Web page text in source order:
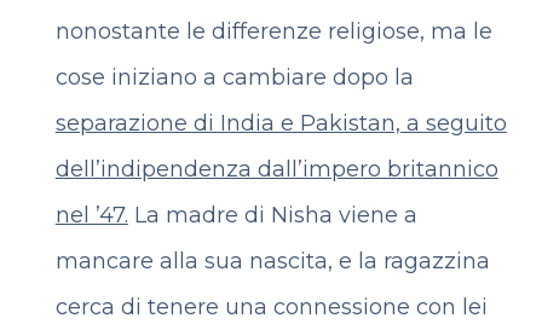
nonostante le differenze religiose, ma le
cose iniziano a cambiare dopo la
separazione di India e Pakistan, a seguito
dell’indipendenza dall’impero britannico
nel ’47. La madre di Nisha viene a
mancare alla sua nascita, e la ragazzina
cerca di tenere una connessione con lei